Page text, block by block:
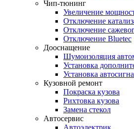
Чип-тюнинг
Увеличение
Отключение
Отключение
Отключение Bluetec
Дооснащение
Шумоизоляция
Установка
Установка
Кузовной ремонт
Покраска кузова
Рихтовка кузова
Замена стекол
Автосервис
Автоэлектрик